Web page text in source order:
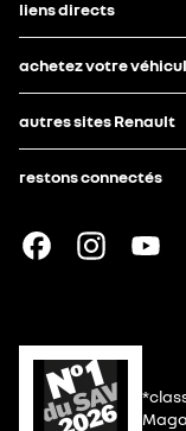
liens directs
achetez votre
autres sites Renault
restons connectés